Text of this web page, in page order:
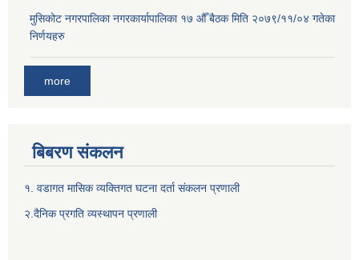
मुसिकोट नगरपालिका नगरकार्यापालिका १७ औँ बैठक मिति २०७९/११/०४ गतेका
निर्णयहरु
more
बिबरण संकलन
१. वडागत मासिक व्यक्तिगत घटना दर्ता संकलन प्रणाली
२.दैनिक प्रगति व्यस्थापन प्रणाली